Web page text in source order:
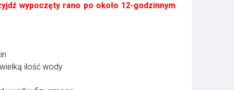
wypoczęty rano po około 12-godzinnym
ilość wody